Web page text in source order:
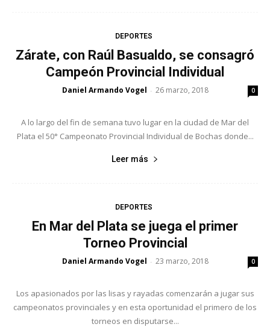
DEPORTES
Zárate, con Raúl Basualdo, se consagró
Campeón Provincial Individual
Daniel Armando Vogel - 26 marzo, 2018 0
A lo largo del fin de semana tuvo lugar en la ciudad de Mar del
Plata el 50° Campeonato Provincial Individual de Bochas donde...
Leer más
DEPORTES
En Mar del Plata se juega el primer
Torneo Provincial
Daniel Armando Vogel - 23 marzo, 2018 0
Los apasionados por las lisas y rayadas comenzarán a jugar sus
campeonatos provinciales y en esta oportunidad el primero de los
torneos en disputarse...